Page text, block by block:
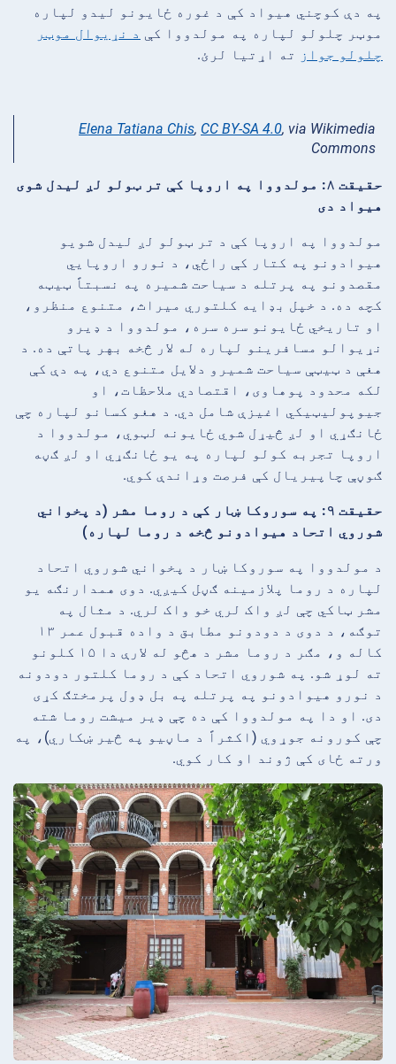
په دې کوچني هیواد کې د غوره ځایونو لیدو لپاره
موټر چلولو لپاره په مولدووا کې د نړیوال موټر
چلولو جواز
ته اړتیا لرئ.
Elena Tatiana Chis, CC BY-SA 4.0, via Wikimedia
Commons
حقیقت ۸: مولدووا په اروپا کې تر ټولو لږ لیدل شوی
هیواد دی
مولدووا په اروپا کې د تر ټولو لږ لیدل شویو
هیوادونو په کتار کې راځي، د نورو اروپایي
مقصدونو په پرتله د سیاحت شمیره په نسبتاً ټیټه
کچه ده. د خپل بډایه کلتوري میراث، متنوع منظرو،
او تاریخي ځایونو سره سره، مولدووا د ډیرو
نړیوالو مسافرینو لپاره له لار څخه بهر پاتې ده. د
هغې د ټیټې سیاحت شمیرو دلایل متنوع دي، په دې کې
لکه محدود پوهاوی، اقتصادي ملاحظات، او
جیوپولیټیکي اغیزې شامل دي. د هغو کسانو لپاره چې
ځانګړي او لږ څیړل شوي ځایونه لټوي، مولدووا د
اروپا تجربه کولو لپاره په یو ځانګړي او لږ ګڼه
ګوڼې چاپیریال کې فرصت وړاندې کوي.
حقیقت ۹: په سوروکا ښار کې د روما مشر (د پخواني
شوروي اتحاد هیوادونو څخه د روما لپاره)
د مولدووا په سوروکا ښار د پخواني شوروي اتحاد
لپاره د روما پلازمینه ګڼل کیږي. دوی همدارنګه یو
مشر ټاکي چې لږ واک لري خو واک لري. د مثال په
توګه، د دوی د دودونو مطابق د واده قبول عمر ۱۳
کاله و، مګر د روما مشر د هڅو له لارې دا ۱۵ کلونو
ته لوړ شو. په شوروي اتحاد کې د روما کلتور دودونه
د نورو هیوادونو په پرتله په بل ډول پرمختګ کړی
دی. او دا په مولدووا کې ده چې ډیر میشت روما شته
چې کورونه جوړوي (اکثراً د ماڼیو په څیر ښکاري)، په
ورته ځای کې ژوند او کار کوي.